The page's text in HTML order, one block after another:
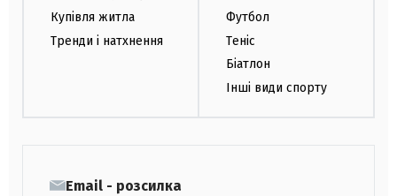
Купівля житла
Тренди і натхнення
Футбол
Теніс
Біатлон
Інші види спорту
Email - розсилка